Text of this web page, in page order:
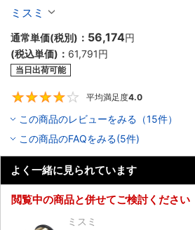
ミスミ
通常単価(税別)： 56,174円
(税込単価)： 61,791円
当日出荷可能
平均満足度4.0
この商品のレビューをみる（15件）
この商品のFAQをみる(5件)
よく一緒に見られています
閲覧中の商品と併せてご検討ください
ミスミ